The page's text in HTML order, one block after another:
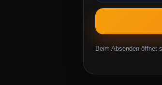
Beim Absenden öffnet